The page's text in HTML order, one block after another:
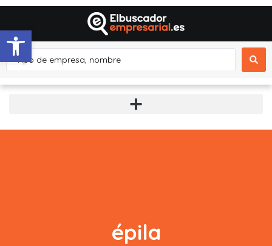
Abrir barra de herramientas
épila